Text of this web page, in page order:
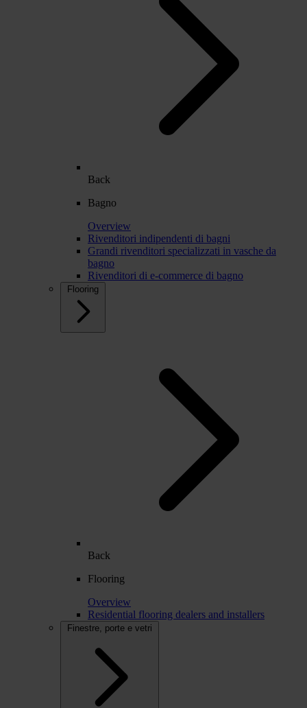
Back
Bagno
Overview
Rivenditori indipendenti di bagni
Grandi rivenditori specializzati in vasche da
bagno
Rivenditori di e-commerce di bagno
Flooring
Back
Flooring
Overview
Residential flooring dealers and installers
Finestre, porte e vetri